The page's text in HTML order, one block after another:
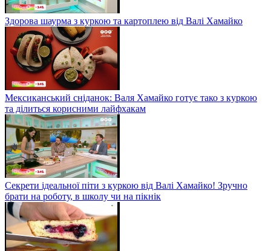
Здорова шаурма з куркою та картоплею від Валі Хамайко
Мексиканський сніданок: Валя Хамайко готує тако з куркою
та ділиться корисними лайфхакам
Секрети ідеальної піти з куркою від Валі Хамайко! Зручно
брати на роботу, в школу чи на пікнік